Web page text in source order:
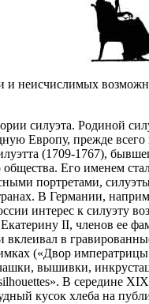
и неисчислимых
силуэта. Родиной
Европу, прежде
(1709-1767),
Его именем
портретами,
В Германии,
интерес к силуэту
II, членов ее
в
(«Двор
вышивки,
В середине
кусок хлеба на